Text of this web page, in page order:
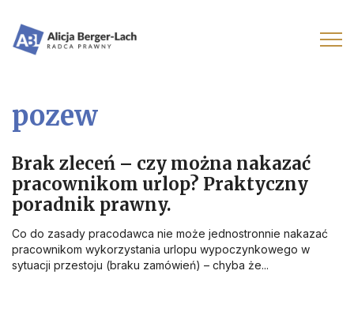
pozew
Brak zleceń – czy można nakazać
pracownikom urlop? Praktyczny
poradnik prawny.
Co do zasady pracodawca nie może jednostronnie nakazać
pracownikom wykorzystania urlopu wypoczynkowego w
sytuacji przestoju (braku zamówień) – chyba że...